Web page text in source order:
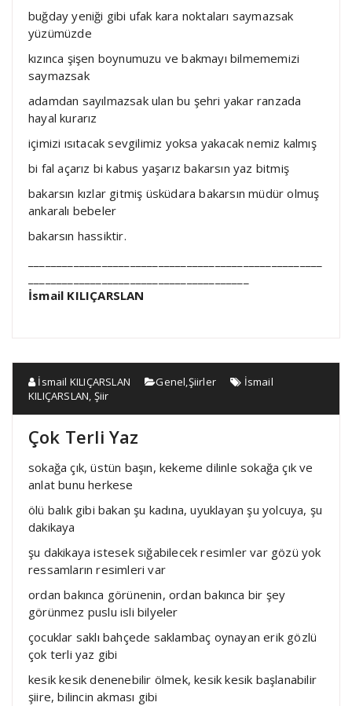
buğday yeniği gibi ufak kara noktaları saymazsak
yüzümüzde
kızınca şişen boynumuzu ve bakmayı bilmememizi
saymazsak
adamdan sayılmazsak ulan bu şehri yakar ranzada
hayal kurarız
içimizi ısıtacak sevgilimiz yoksa yakacak nemiz kalmış
bi fal açarız bi kabus yaşarız bakarsın yaz bitmiş
bakarsın kızlar gitmiş üsküdara bakarsın müdür olmuş
ankaralı bebeler
bakarsın hassiktir.
İsmail KILIÇARSLAN
İsmail KILIÇARSLAN Genel,Şiirler
İsmail
KILIÇARSLAN, Şiir
Çok Terli Yaz
sokağa çık, üstün başın, kekeme dilinle sokağa çık ve
anlat bunu herkese
ölü balık gibi bakan şu kadına, uyuklayan şu yolcuya, şu
dakikaya
şu dakikaya istesek sığabilecek resimler var gözü yok
ressamların resimleri var
ordan bakınca görünenin, ordan bakınca bir şey
görünmez puslu isli bilyeler
çocuklar saklı bahçede saklambaç oynayan erik gözlü
çok terli yaz gibi
kesik kesik denenebilir ölmek, kesik kesik başlanabilir
şiire, bilincin akması gibi